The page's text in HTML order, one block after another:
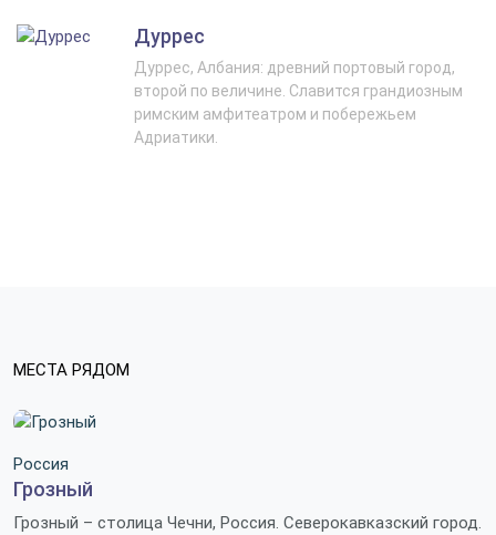
Дуррес
Дуррес, Албания: древний портовый город,
второй по величине. Славится грандиозным
римским амфитеатром и побережьем
Адриатики.
МЕСТА РЯДОМ
Россия
Грозный
Грозный – столица Чечни, Россия. Северокавказский город.